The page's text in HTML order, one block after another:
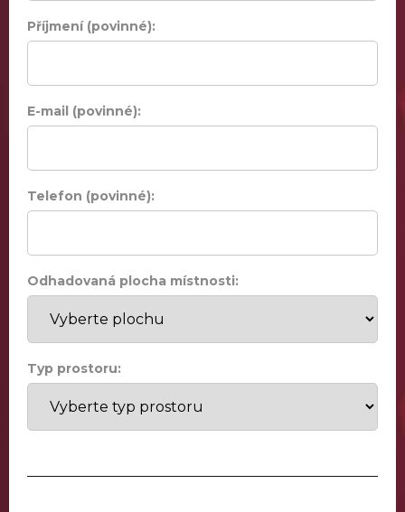
Příjmení (povinné):
E-mail (povinné):
Telefon (povinné):
Odhadovaná plocha místnosti:
Typ prostoru: